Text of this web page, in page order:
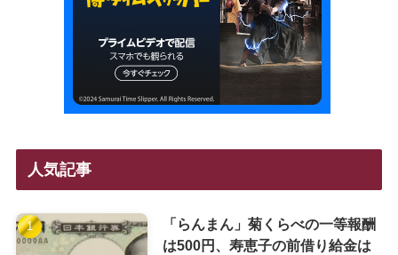
人気記事
「らんまん」菊くらべの一等報酬
は500円、寿恵子の前借り給金は